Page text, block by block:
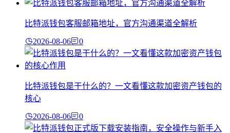
比特派钱包客服邮箱地址，官方沟通渠道全解析
2026-08-06 0
比特派钱包是干什么的？一文看懂这款加密资产钱包的
核心
2026-08-06 0